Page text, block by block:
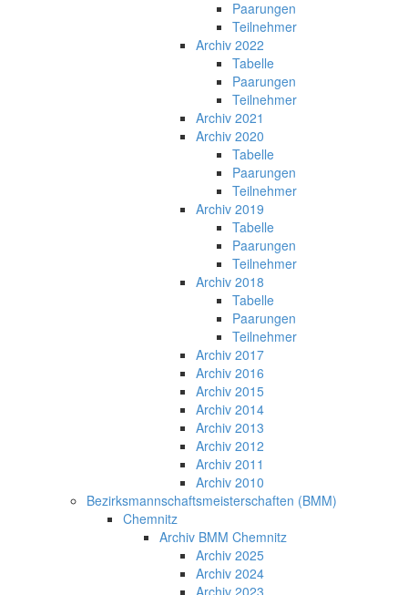
Paarungen
Teilnehmer
Archiv 2022
Tabelle
Paarungen
Teilnehmer
Archiv 2021
Archiv 2020
Tabelle
Paarungen
Teilnehmer
Archiv 2019
Tabelle
Paarungen
Teilnehmer
Archiv 2018
Tabelle
Paarungen
Teilnehmer
Archiv 2017
Archiv 2016
Archiv 2015
Archiv 2014
Archiv 2013
Archiv 2012
Archiv 2011
Archiv 2010
Bezirksmannschaftsmeisterschaften (BMM)
Chemnitz
Archiv BMM Chemnitz
Archiv 2025
Archiv 2024
Archiv 2023